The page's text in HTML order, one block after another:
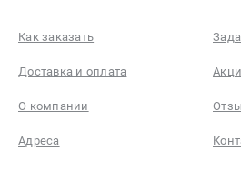
Как заказать
Доставка и оплата
О компании
Адреса